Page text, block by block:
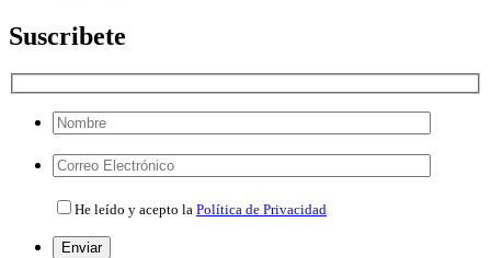
Suscribete
favor,
este
vacío.
favor,
este
He leído y acepto la Política de Privacidad